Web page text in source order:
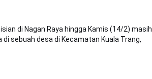
di Nagan Raya hingga Kamis (14/2) masih
sebuah desa di Kecamatan Kuala Trang,